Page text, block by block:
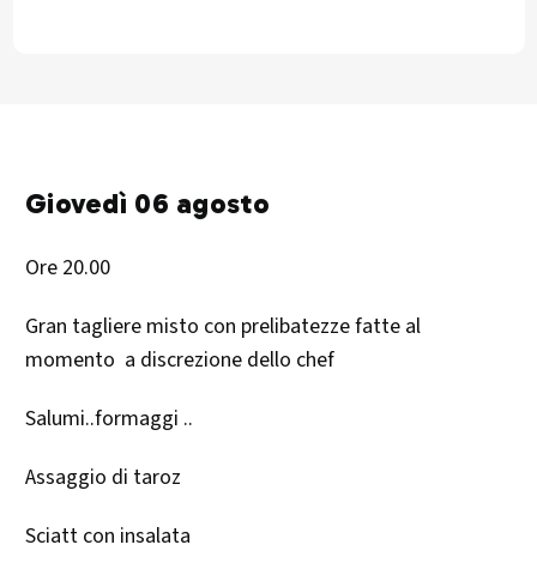
Giovedì 06 agosto
Ore 20.00
Gran tagliere misto con prelibatezze fatte al
momento a discrezione dello chef
Salumi..formaggi ..
Assaggio di taroz
Sciatt con insalata